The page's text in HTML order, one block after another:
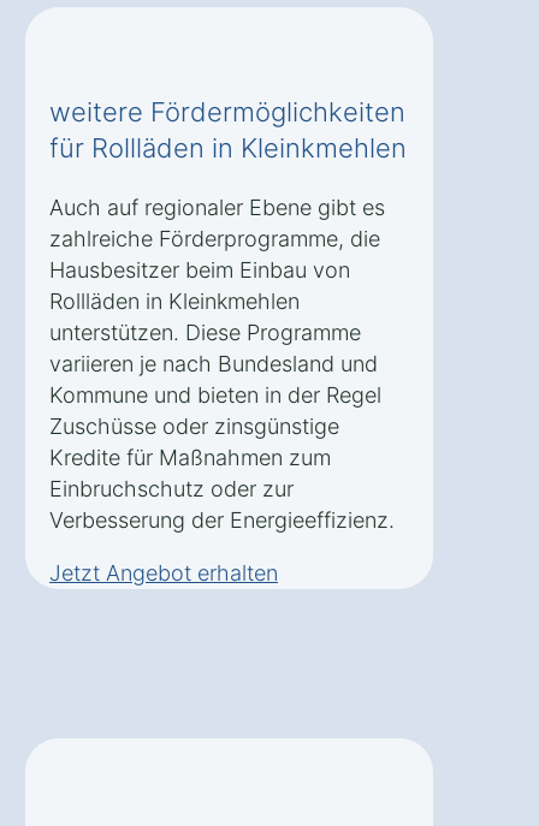
weitere Fördermöglichkeiten
für Rollläden in Kleinkmehlen
Auch auf regionaler Ebene gibt es
zahlreiche Förderprogramme, die
Hausbesitzer beim Einbau von
Rollläden in Kleinkmehlen
unterstützen. Diese Programme
variieren je nach Bundesland und
Kommune und bieten in der Regel
Zuschüsse oder zinsgünstige
Kredite für Maßnahmen zum
Einbruchschutz oder zur
Verbesserung der Energieeffizienz.
Jetzt Angebot erhalten